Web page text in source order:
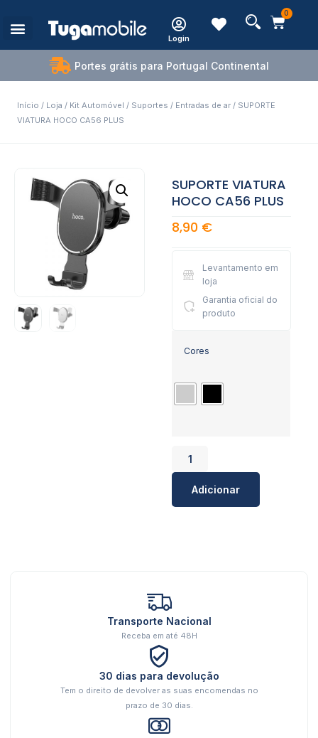
Login
0
Portes grátis para Portugal Continental
Início / Loja / Kit Automóvel / Suportes / Entradas de ar / SUPORTE
VIATURA HOCO CA56 PLUS
SUPORTE VIATURA
HOCO CA56 PLUS
8,90 €
Levantamento em
loja
Garantia oficial do
produto
Cores
Adicionar
Transporte Nacional
Receba em até 48H
30 dias para devolução
Tem o direito de devolver as suas encomendas no
prazo de 30 dias.